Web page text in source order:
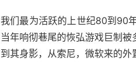
我们最为活跃的上世纪80到90
当年响彻巷尾的恢弘游戏巨制
到其身影，从索尼，微软来的外